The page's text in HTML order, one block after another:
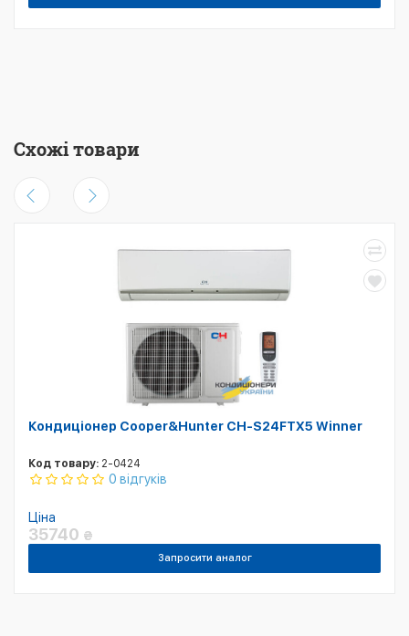
Схожі товари
Кондиціонер Cooper&Hunter CH-S24FTX5 Winner
Код товару: 2-0424
0 відгуків
Ціна
35740 ₴
Запросити аналог